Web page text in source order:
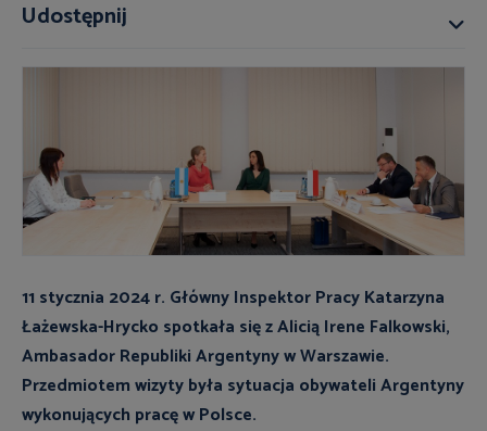
11 stycznia 2024 r. Główny Inspektor Pracy Katarzyna
Łażewska-Hrycko spotkała się z Alicią Irene Falkowski,
Ambasador Republiki Argentyny w Warszawie.
Przedmiotem wizyty była sytuacja obywateli Argentyny
wykonujących pracę w Polsce.
Udostępnij